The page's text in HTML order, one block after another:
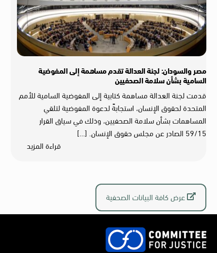
مصر والسودان: لجنة العدالة تقدم مساهمة إلى المفوضية
السامية بشأن سلامة الصحفيين
قدمت لجنة العدالة مساهمة كتابية إلى المفوضية السامية للأمم
المتحدة لحقوق الإنسان، استجابةً لدعوة المفوضية لتلقي
المساهمات بشأن سلامة الصحفيين، وذلك في سياق القرار
59/15 الصادر عن مجلس حقوق الإنسان. […]
قراءة المزيد
عرض كافة البيانات الصحفية